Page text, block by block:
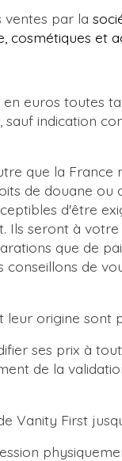
ventes par la
cosmétiques et
euros toutes
indication
que la
de douane ou
d'être
Ils seront à
que de
de
leur origine sont
ses prix à
de la
Vanity First